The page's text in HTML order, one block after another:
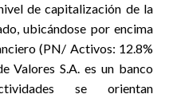
de capitalización de la
ubicándose por encima
(PN/ Activos: 12.8%
Valores S.A. es un banco
se orientan